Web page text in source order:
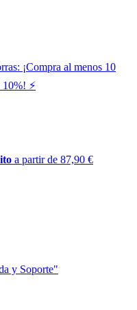
¡Compra al menos 10
⚡️
a partir de 87,90 €
y Soporte"